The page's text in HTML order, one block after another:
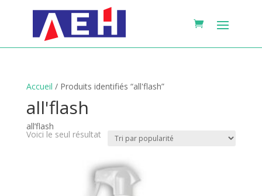
Accueil / Produits identifiés “all'flash”
all'flash
all’flash
Voici le seul résultat